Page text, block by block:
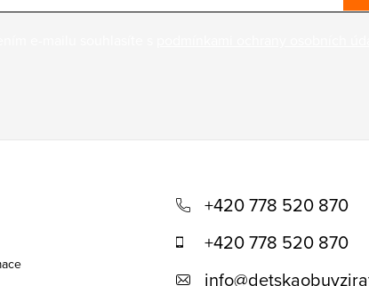
+420 778 520 870
+420 778 520 870
info@